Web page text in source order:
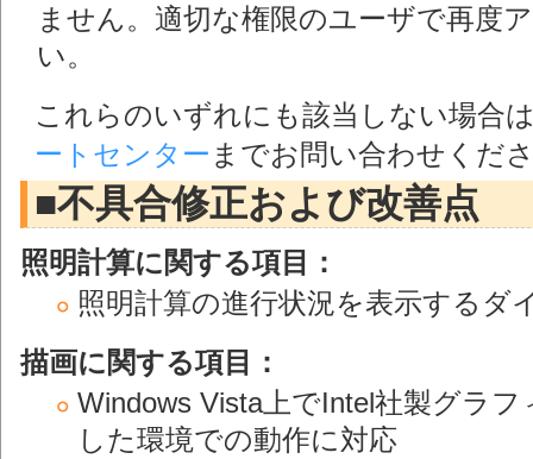
ません。適切な権限のユーザで再度
い。
これらのいずれにも該当しない場合
ートセンター までお問い合わせくだ
■不具合修正および改善点
照明計算に関する項目：
照明計算の進行状況を表示するダ
描画に関する項目：
Windows Vista上でIntel社製グラ
した環境での動作に対応